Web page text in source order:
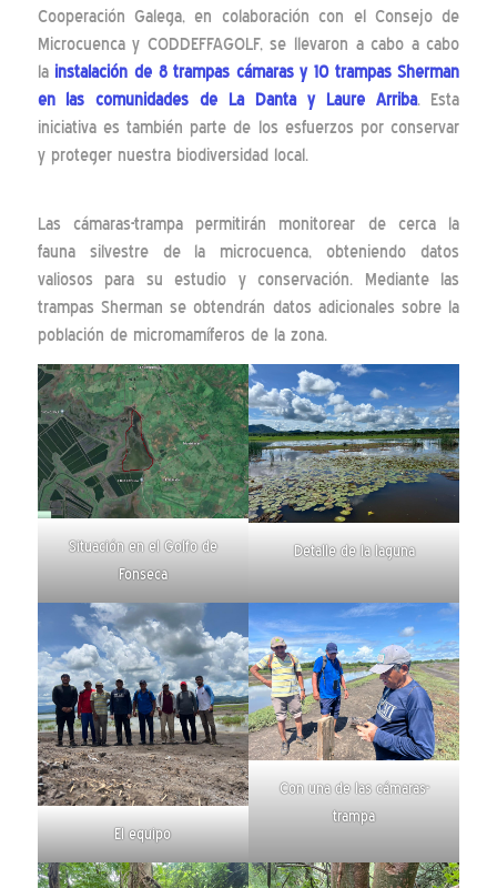
Cooperación Galega, en colaboración con el Consejo de
Microcuenca y CODDEFFAGOLF, se llevaron a cabo a cabo
lainstalación de 8 trampas cámaras y 10 trampas Sherman
en las comunidades de La Danta y Laure Arriba. Esta
iniciativa es también parte de los esfuerzos por conservar
y proteger nuestra biodiversidad local.
Las cámaras-trampa permitirán monitorear de cerca la
fauna silvestre de la microcuenca, obteniendo datos
valiosos para su estudio y conservación. Mediante las
trampas Sherman se obtendrán datos adicionales sobre la
población de micromamíferos de la zona.
Situación en el Golfo de
Fonseca
Detalle de la laguna
El equipo
Con una de las cámaras-
trampa